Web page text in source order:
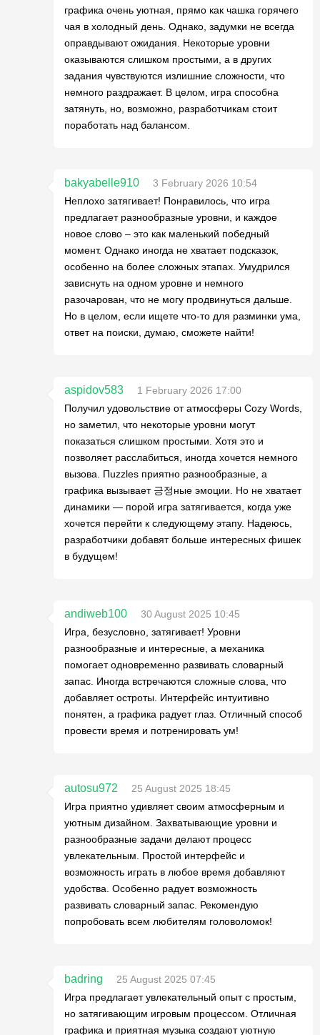
графика очень уютная, прямо как чашка горячего
чая в холодный день. Однако, задумки не всегда
оправдывают ожидания. Некоторые уровни
оказываются слишком простыми, а в других
задания чувствуются излишние сложности, что
немного раздражает. В целом, игра способна
затянуть, но, возможно, разработчикам стоит
поработать над балансом.
bakyabelle910
3 February 2026 10:54
Неплохо затягивает! Понравилось, что игра
предлагает разнообразные уровни, и каждое
новое слово – это как маленький победный
момент. Однако иногда не хватает подсказок,
особенно на более сложных этапах. Умудрился
зависнуть на одном уровне и немного
разочарован, что не могу продвинуться дальше.
Но в целом, если ищете что-то для разминки ума,
ответ на поиски, думаю, сможете найти!
aspidov583
1 February 2026 17:00
Получил удовольствие от атмосферы Cozy Words,
но заметил, что некоторые уровни могут
показаться слишком простыми. Хотя это и
позволяет расслабиться, иногда хочется немного
вызова. Пuzzles приятно разнообразные, а
графика вызывает 긍정ные эмоции. Но не хватает
динамики — порой игра затягивается, когда уже
хочется перейти к следующему этапу. Надеюсь,
разработчики добавят больше интересных фишек
в будущем!
andiweb100
30 August 2025 10:45
Игра, безусловно, затягивает! Уровни
разнообразные и интересные, а механика
помогает одновременно развивать словарный
запас. Иногда встречаются сложные слова, что
добавляет остроты. Интерфейс интуитивно
понятен, а графика радует глаз. Отличный способ
провести время и потренировать ум!
autosu972
25 August 2025 18:45
Игра приятно удивляет своим атмосферным и
уютным дизайном. Захватывающие уровни и
разнообразные задачи делают процесс
увлекательным. Простой интерфейс и
возможность играть в любое время добавляют
удобства. Особенно радует возможность
развивать словарный запас. Рекомендую
попробовать всем любителям головоломок!
badring
25 August 2025 07:45
Игра предлагает увлекательный опыт с простым,
но затягивающим игровым процессом. Отличная
графика и приятная музыка создают уютную